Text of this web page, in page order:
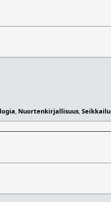
, Nuortenkirjallisuus,Seikkailu